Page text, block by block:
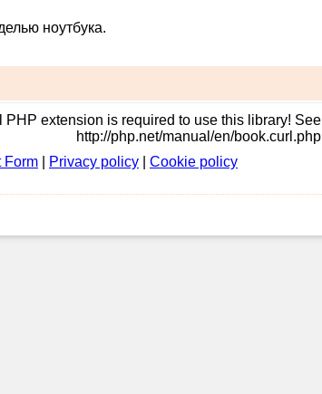
ноутбука.
PHP extension is required to use this library! See
http://php.net/manual/en/book.curl.php
Form
Privacy policy Cookie policy